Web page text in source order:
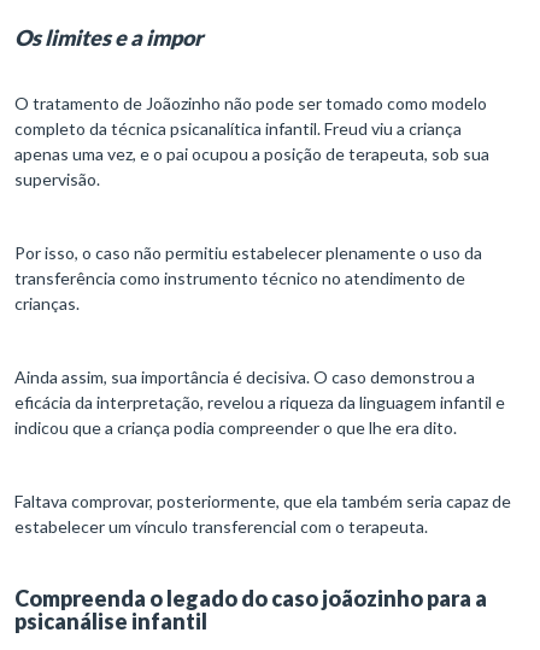
Os limites e a impor
O tratamento de Joãozinho não pode ser tomado como modelo
completo da técnica psicanalítica infantil. Freud viu a criança
apenas uma vez, e o pai ocupou a posição de terapeuta, sob sua
supervisão.
Por isso, o caso não permitiu estabelecer plenamente o uso da
transferência como instrumento técnico no atendimento de
crianças.
Ainda assim, sua importância é decisiva. O caso demonstrou a
eficácia da interpretação, revelou a riqueza da linguagem infantil e
indicou que a criança podia compreender o que lhe era dito.
Faltava comprovar, posteriormente, que ela também seria capaz de
estabelecer um vínculo transferencial com o terapeuta.
Compreenda o legado do caso joãozinho para a
psicanálise infantil